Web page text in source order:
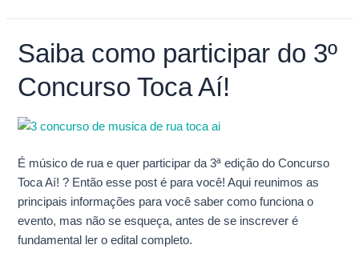
Saiba como participar do 3º
Concurso Toca Aí!
É músico de rua e quer participar da 3ª edição do Concurso
Toca Aí! ? Então esse post é para você! Aqui reunimos as
principais informações para você saber como funciona o
evento, mas não se esqueça, antes de se inscrever é
fundamental ler o edital completo.
Saiba
como
participar
3º
Toca
Aí!